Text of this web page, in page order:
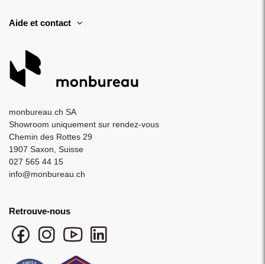
Aide et contact
monbureau.ch SA
Showroom uniquement sur rendez-vous
Chemin des Rottes 29
1907 Saxon, Suisse
027 565 44 15
info@monbureau.ch
Retrouve-nous
Facebook monbureau
Instagram monbureau
YouTube monbureau